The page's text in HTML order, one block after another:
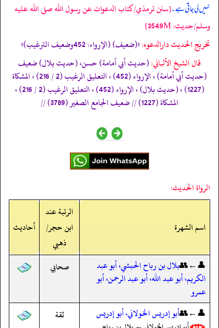
نہیں لی جاتی ہے۔[سنن ترمذي/كتاب الدعوات عن رسول الله صلى الله عليه
وسلم/حدیث: 3549M]
تخریج الحدیث دارالدعوہ:«(ضعیف) (الإرواء: 452وضعیف الترغیب)»
قال الشيخ الألباني:(حديث أبي أمامة) حسن، (حديث بلال) ضعيف
(حديث أبي أمامة) ، الإرواء (452) ، التعليق الرغيب (2 / 216) ، المشكاة
(1227) ، (حديث بلال) ، الإرواء (452) ، التعليق الرغيب (2 / 216) ،
المشكاة (1227) // ضعيف الجامع الصغير (3789) //
الرواة الحديث:
اسم الشهرة
الرتبة عند
ابن حجر/
ذهبي
أحاديث
👤←👥بلال بن رباح الحبشي، أبو عبد
الكريم، أبو عبد الله، أبو عبد الرحمن، أبو
عمرو
صحابي
👤←👥أبو إدريس الخولاني، أبو إدريس ثقة